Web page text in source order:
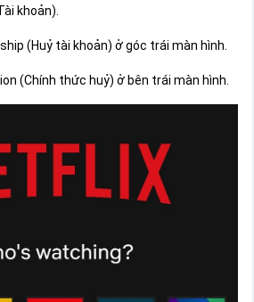
khoản).
(Huỷ tài khoản) ở góc trái màn hình.
(Chính thức huỷ) ở bên trái màn hình.